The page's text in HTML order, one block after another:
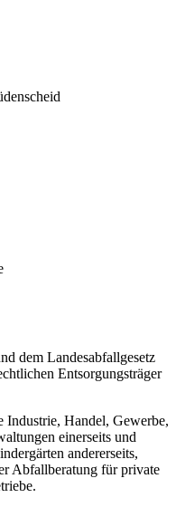
dem Landesabfallgesetz
Entsorgungsträger
Handel, Gewerbe,
einerseits und
andererseits,
Abfallberatung für private